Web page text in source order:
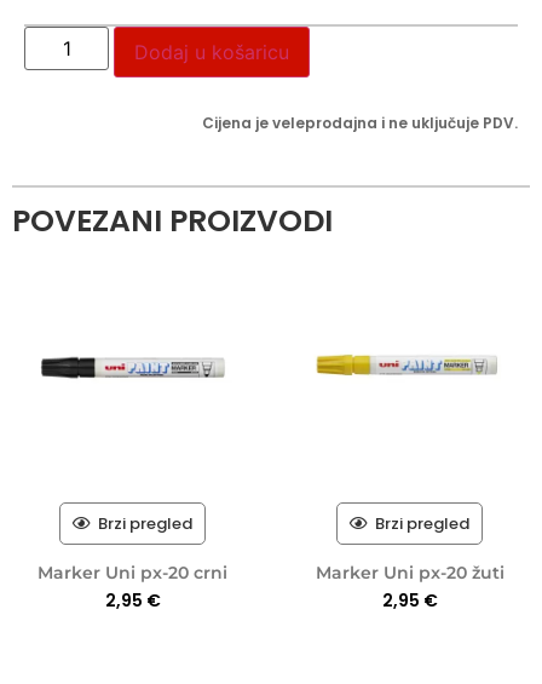
Dodaj u košaricu
Cijena je veleprodajna i ne uključuje PDV.
POVEZANI PROIZVODI
Brzi pregled
Marker Uni px-20 crni
2,95 €
Brzi pregled
Marker Uni px-20 žuti
2,95 €